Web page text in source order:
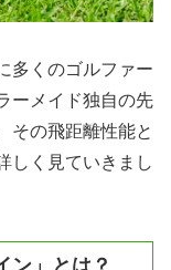
多くのゴルファー
ーメイド独自の先
その飛距離性能と
しく見ていきまし